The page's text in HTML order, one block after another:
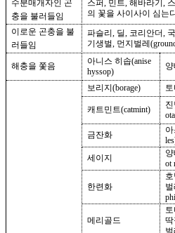
수분매개자인 곤
충을 불러들임
스퍼 민트 해바라기
의 꽃을 사이사이 심는
이로운 곤충을 불
러들임
파슬리 딜 코리안더
기생벌 먼지벌레
해충을 쫓음 아니스 히솝(anise
hyssop)
보리지(borage)
캐트민트(catmint)
금잔화
세이지
ot
한련화
메리골드